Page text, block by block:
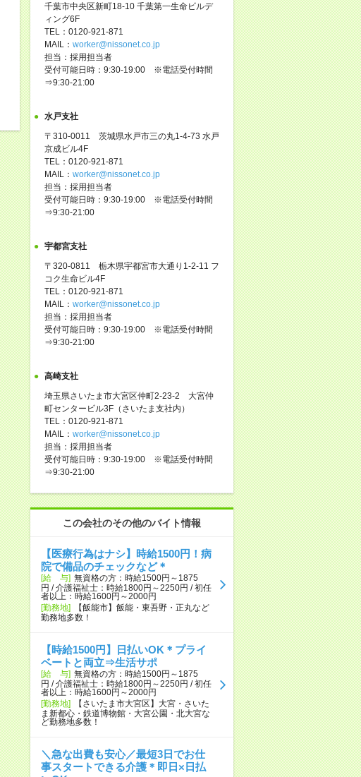
千葉市中央区新町18-10 千葉第一生命ビルデ
ィング6F
TEL：0120-921-871
MAIL： worker@nissonet.co.jp
担当：採用担当者
受付可能日時：9:30-19:00 ※電話受付時間
⇒9:30-21:00
水戸支社
〒310-0011 茨城県水戸市三の丸1-4-73 水戸
京成ビル4F
TEL：0120-921-871
MAIL： worker@nissonet.co.jp
担当：採用担当者
受付可能日時：9:30-19:00 ※電話受付時間
⇒9:30-21:00
宇都宮支社
〒320-0811 栃木県宇都宮市大通り1-2-11 フ
コク生命ビル4F
TEL：0120-921-871
MAIL： worker@nissonet.co.jp
担当：採用担当者
受付可能日時：9:30-19:00 ※電話受付時間
⇒9:30-21:00
高崎支社
埼玉県さいたま市大宮区仲町2-23-2 大宮仲
町センタービル3F（さいたま支社内）
TEL：0120-921-871
MAIL： worker@nissonet.co.jp
担当：採用担当者
受付可能日時：9:30-19:00 ※電話受付時間
⇒9:30-21:00
この会社のその他のバイト情報
【医療行為はナシ】時給1500円！病
院で備品のチェックなど＊
[給 与] 無資格の方：時給1500円～1875
円 / 介護福祉士：時給1800円～2250円 / 初任
者以上：時給1600円～2000円
[勤務地]
【飯能市】飯能・東吾野・正丸など
勤務地多数！
【時給1500円】日払いOK＊プライ
ベートと両立⇒生活サポ
[給 与] 無資格の方：時給1500円～1875
円 / 介護福祉士：時給1800円～2250円 / 初任
者以上：時給1600円～2000円
[勤務地]
【さいたま市大宮区】大宮・さいた
ま新都心・鉄道博物館・大宮公園・北大宮な
ど勤務地多数！
＼急な出費も安心／最短3日でお仕
事スタートできる介護＊即日×日払